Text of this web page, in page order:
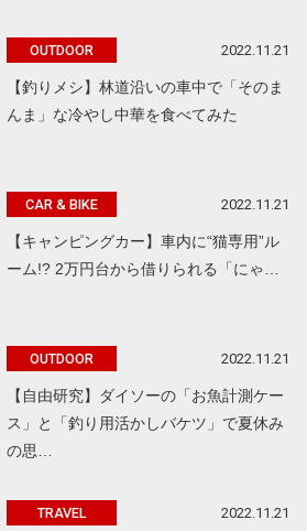
OUTDOOR 2022.11.21
【釣りメシ】林道沿いの車中で「そのま
んま」な冷やし中華を食べてみた
CAR & BIKE 2022.11.21
【キャンピングカー】車内に“猫専用”ル
ーム!? 2万円台から借りられる「にゃ…
OUTDOOR 2022.11.21
【自由研究】ダイソーの「お魚計測ケー
ス」と「釣り用活かしバケツ」で夏休み
の思…
TRAVEL 2022.11.21